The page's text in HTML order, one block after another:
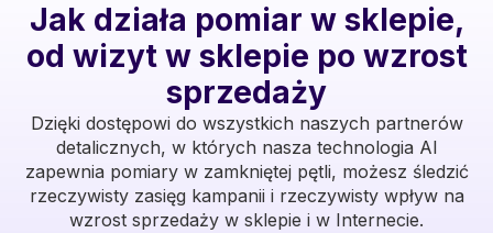
Jak działa pomiar w sklepie,
od wizyt w sklepie po wzrost
sprzedaży
Dzięki dostępowi do wszystkich naszych partnerów
detalicznych, w których nasza technologia AI
zapewnia pomiary w zamkniętej pętli, możesz śledzić
rzeczywisty zasięg kampanii i rzeczywisty wpływ na
wzrost sprzedaży w sklepie i w Internecie.